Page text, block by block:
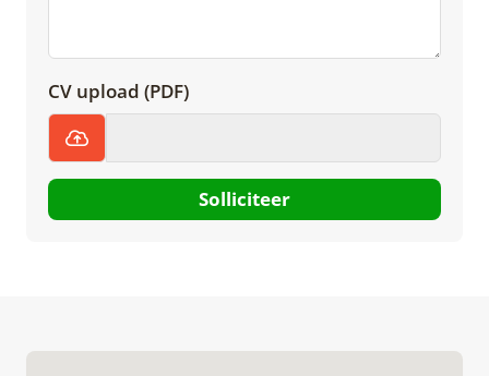
CV upload (PDF)
Solliciteer